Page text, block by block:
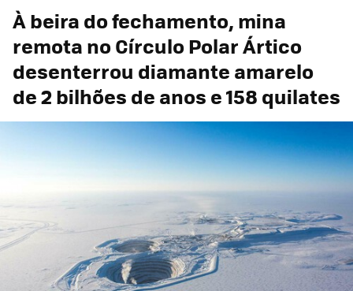
À beira do fechamento, mina
remota no Círculo Polar Ártico
desenterrou diamante amarelo
de 2 bilhões de anos e 158 quilates